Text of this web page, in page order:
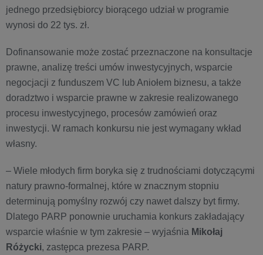
jednego przedsiębiorcy biorącego udział w programie
wynosi do 22 tys. zł.
Dofinansowanie może zostać przeznaczone na konsultacje
prawne, analizę treści umów inwestycyjnych, wsparcie
negocjacji z funduszem VC lub Aniołem biznesu, a także
doradztwo i wsparcie prawne w zakresie realizowanego
procesu inwestycyjnego, procesów zamówień oraz
inwestycji. W ramach konkursu nie jest wymagany wkład
własny.
– Wiele młodych firm boryka się z trudnościami dotyczącymi
natury prawno-formalnej, które w znacznym stopniu
determinują pomyślny rozwój czy nawet dalszy byt firmy.
Dlatego PARP ponownie uruchamia konkurs zakładający
wsparcie właśnie w tym zakresie – wyjaśnia Mikołaj
Różycki, zastępca prezesa PARP.